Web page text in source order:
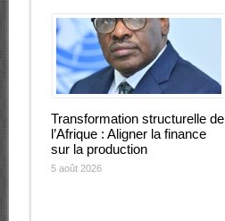
Transformation structurelle de
l’Afrique : Aligner la finance
sur la production
5 août 2026